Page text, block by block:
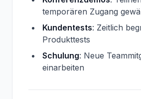
temporären Zugang
Kundentests: Zeitlich
Produkttests
Schulung: Neue
einarbeiten